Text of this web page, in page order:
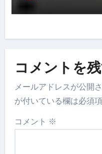
コメントを
メールアドレスが公開
が付いている欄は必須
コメント ※